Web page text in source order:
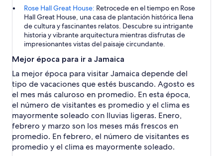
Rose Hall Great House: Retrocede en el tiempo en Rose
Hall Great House, una casa de plantación histórica llena
de cultura y fascinantes relatos. Descubre su intrigante
historia y vibrante arquitectura mientras disfrutas de
impresionantes vistas del paisaje circundante.
Mejor época para ir a Jamaica
La mejor época para visitar Jamaica depende del
tipo de vacaciones que estés buscando. Agosto es
el mes más caluroso en promedio. En esta época,
el número de visitantes es promedio y el clima es
mayormente soleado con lluvias ligeras. Enero,
febrero y marzo son los meses más frescos en
promedio. En febrero, el número de visitantes es
promedio y el clima es mayormente soleado.